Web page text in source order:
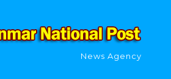
News Agency